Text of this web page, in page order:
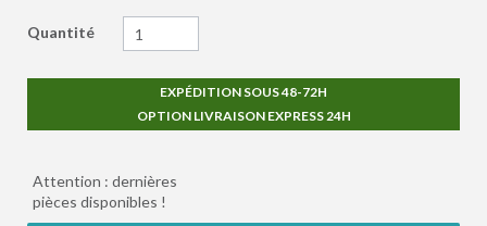
Quantité
EXPÉDITION SOUS 48-72H
OPTION LIVRAISON EXPRESS 24H
Attention : dernières
pièces disponibles !